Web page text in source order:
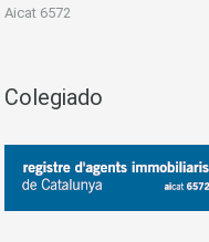
Aicat 6572
Colegiado